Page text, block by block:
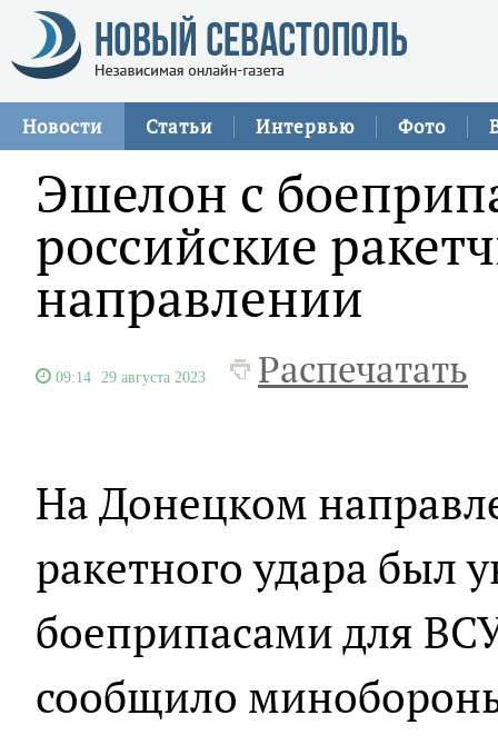
Новости Статьи Интервью Фото
Эшелон с
российские
направлении
09:14 29 августа 2023 Распечатать
На Донецком
ракетного удара был
боеприпасами для
сообщило